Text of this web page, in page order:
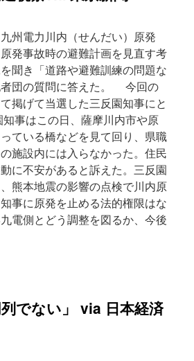
州電力川内（せんだい）原発
発事故時の避難計画を見直す考
聞き「道路や避難訓練の問題な
者団の質問に答えた。 今回の
掲げて当選した三反園知事にと
事はこの日、薩摩川内市や原
ている橋などを見て回り、県職
施設内には入らなかった。住民
に不安があると訴えた。三反園
熊本地震の影響の点検で川内原
事に原発を止める法的権限はな
電側とどう調整を図るか、今後
でない」 via 日本経済